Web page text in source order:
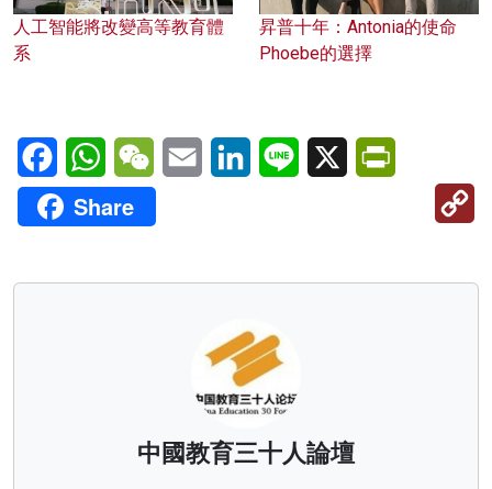
人工智能將改變高等教育體
系
昇普十年：Antonia的使命
Phoebe的選擇
FacebookWhatsAppWeChatEmail LinkedInLine X
Share
中國教育三十人論壇